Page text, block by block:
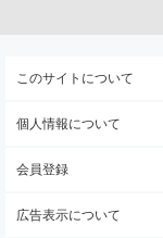
このサイトについて
個人情報について
会員登録
広告表示について